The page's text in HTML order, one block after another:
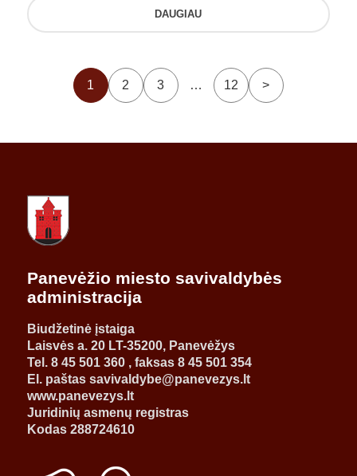
DAUGIAU
1 2 3 … 12 >
Panevėžio miesto savivaldybės
administracija
Biudžetinė įstaiga
Laisvės a. 20 LT-35200, Panevėžys
Tel. 8 45 501 360 , faksas 8 45 501 354
El. paštas savivaldybe@panevezys.lt
www.panevezys.lt
Juridinių asmenų registras
Kodas 288724610